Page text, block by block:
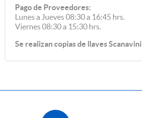
Pago de Proveedores:
Lunes a Jueves 08:30 a 16:45 hrs.
Viernes 08:30 a 15:30 hrs.
Se realizan copias de llaves Scanavini